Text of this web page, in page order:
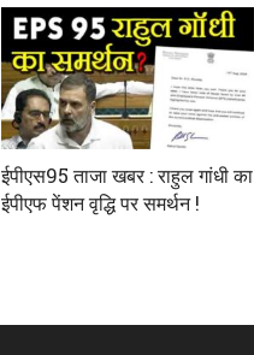
ईपीएस95 ताजा खबर : राहुल गांधी का
ईपीएफ पेंशन वृद्धि पर समर्थन !